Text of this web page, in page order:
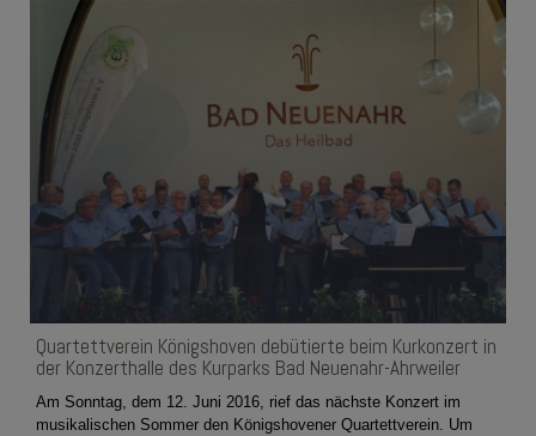
Quartettverein Königshoven debütierte beim Kurkonzert in
der Konzerthalle des Kurparks Bad Neuenahr-Ahrweiler
Am Sonntag, dem 12. Juni 2016, rief das nächste Konzert im
musikalischen Sommer den Königshovener Quartettverein. Um